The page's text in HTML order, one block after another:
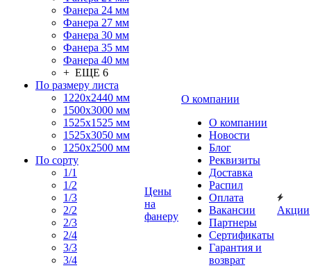
Фанера 24 мм
Фанера 27 мм
Фанера 30 мм
Фанера 35 мм
Фанера 40 мм
+ ЕЩЕ 6
По размеру листа
1220х2440 мм
1500х3000 мм
1525x1525 мм
1525х3050 мм
1250х2500 мм
По сорту
1/1
1/2
1/3
2/2
2/3
2/4
3/3
3/4
Цены
на
фанеру
О компании
О компании
Новости
Блог
Реквизиты
Доставка
Распил
Оплата
Вакансии
Партнеры
Сертификаты
Гарантия и
возврат
Акции